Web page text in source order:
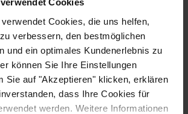
Cookies
Cookies, die uns helfen,
verbessern, den bestmöglichen
und ein optimales Kundenerlebnis zu
können Sie Ihre Einstellungen
Sie auf "Akzeptieren" klicken, erklären
dass Ihre Cookies für
werden. Weitere Informationen
mécaniques
cylindrique